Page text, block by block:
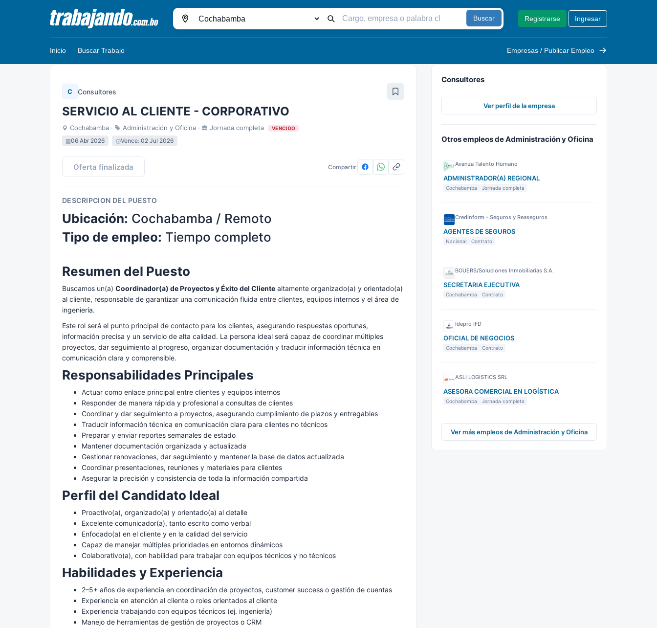
Ciudad
Palabra
clave
Buscar Registrarse Ingresar
Inicio Buscar Trabajo Empresas / Publicar Empleo
C Consultores
SERVICIO AL CLIENTE - CORPORATIVO
Cochabamba · Administración y Oficina · Jornada completa VENCIDO
06 Abr 2026 Vence: 02 Jul 2026
Oferta finalizada Compartir
DESCRIPCION DEL PUESTO
Ubicación: Cochabamba / Remoto
Tipo de empleo: Tiempo completo
Resumen del Puesto
Buscamos un(a) Coordinador(a) de Proyectos y Éxito del Cliente altamente organizado(a) y orientado(a)
al cliente, responsable de garantizar una comunicación fluida entre clientes, equipos internos y el área de
ingeniería.
Este rol será el punto principal de contacto para los clientes, asegurando respuestas oportunas,
información precisa y un servicio de alta calidad. La persona ideal será capaz de coordinar múltiples
proyectos, dar seguimiento al progreso, organizar documentación y traducir información técnica en
comunicación clara y comprensible.
Responsabilidades Principales
Actuar como enlace principal entre clientes y equipos internos
Responder de manera rápida y profesional a consultas de clientes
Coordinar y dar seguimiento a proyectos, asegurando cumplimiento de plazos y entregables
Traducir información técnica en comunicación clara para clientes no técnicos
Preparar y enviar reportes semanales de estado
Mantener documentación organizada y actualizada
Gestionar renovaciones, dar seguimiento y mantener la base de datos actualizada
Coordinar presentaciones, reuniones y materiales para clientes
Asegurar la precisión y consistencia de toda la información compartida
Perfil del Candidato Ideal
Proactivo(a), organizado(a) y orientado(a) al detalle
Excelente comunicador(a), tanto escrito como verbal
Enfocado(a) en el cliente y en la calidad del servicio
Capaz de manejar múltiples prioridades en entornos dinámicos
Colaborativo(a), con habilidad para trabajar con equipos técnicos y no técnicos
Habilidades y Experiencia
2–5+ años de experiencia en coordinación de proyectos, customer success o gestión de cuentas
Experiencia en atención al cliente o roles orientados al cliente
Experiencia trabajando con equipos técnicos (ej. ingeniería)
Manejo de herramientas de gestión de proyectos o CRM
Consultores
Ver perfil de la empresa
Otros empleos de Administración y Oficina
Avanza Talento Humano
ADMINISTRADOR(A) REGIONAL
Cochabamba Jornada completa
Credinform - Seguros y Reaseguros
AGENTES DE SEGUROS
Nacional Contrato
BOUERS/Soluciones Inmobiliarias S.A.
SECRETARIA EJECUTIVA
Cochabamba Contrato
Idepro IFD
OFICIAL DE NEGOCIOS
Cochabamba Contrato
ASLI LOGISTICS SRL
ASESORA COMERCIAL EN LOGÍSTICA
Cochabamba Jornada completa
Ver más empleos de Administración y Oficina